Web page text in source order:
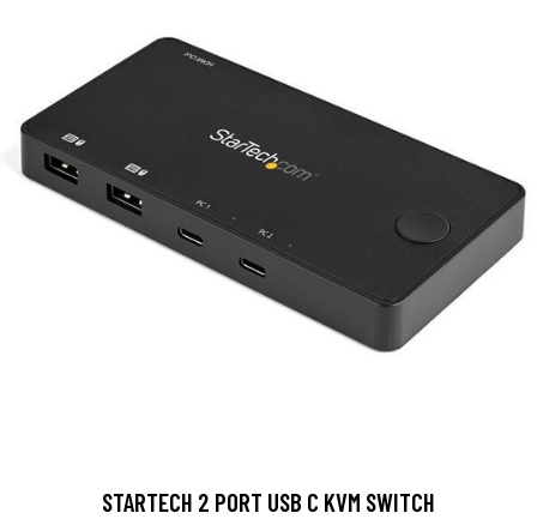
STARTECH 2 PORT USB C KVM SWITCH